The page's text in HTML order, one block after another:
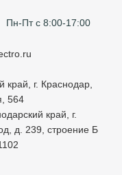
Пн-Пт с 8:00-17:00
г. Краснодар,
564
край, г.
д. 239, строение Б